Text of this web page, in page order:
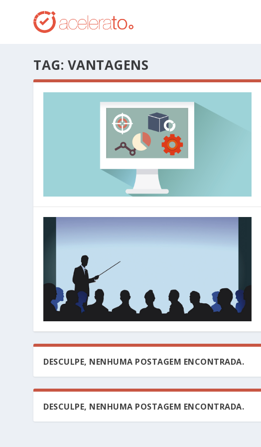
TAG: VANTAGENS
DESCULPE, NENHUMA POSTAGEM ENCONTRADA.
DESCULPE, NENHUMA POSTAGEM ENCONTRADA.